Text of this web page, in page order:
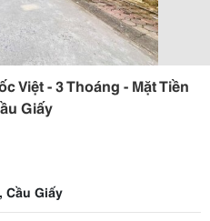
Việt - 3 Thoáng - Mặt Tiền
Giấy
Cầu Giấy